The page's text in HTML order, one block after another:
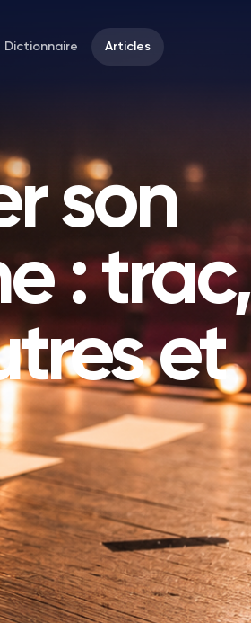
Dictionnaire Articles
son
: trac,
et